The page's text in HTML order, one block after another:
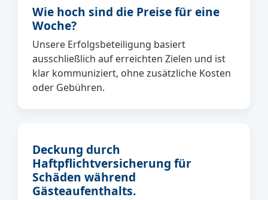
Wie hoch sind die Preise für eine
Woche?
Unsere Erfolgsbeteiligung basiert
ausschließlich auf erreichten Zielen und ist
klar kommuniziert, ohne zusätzliche Kosten
oder Gebühren.
Deckung durch
Haftpflichtversicherung für
Schäden während
Gästeaufenthalts.